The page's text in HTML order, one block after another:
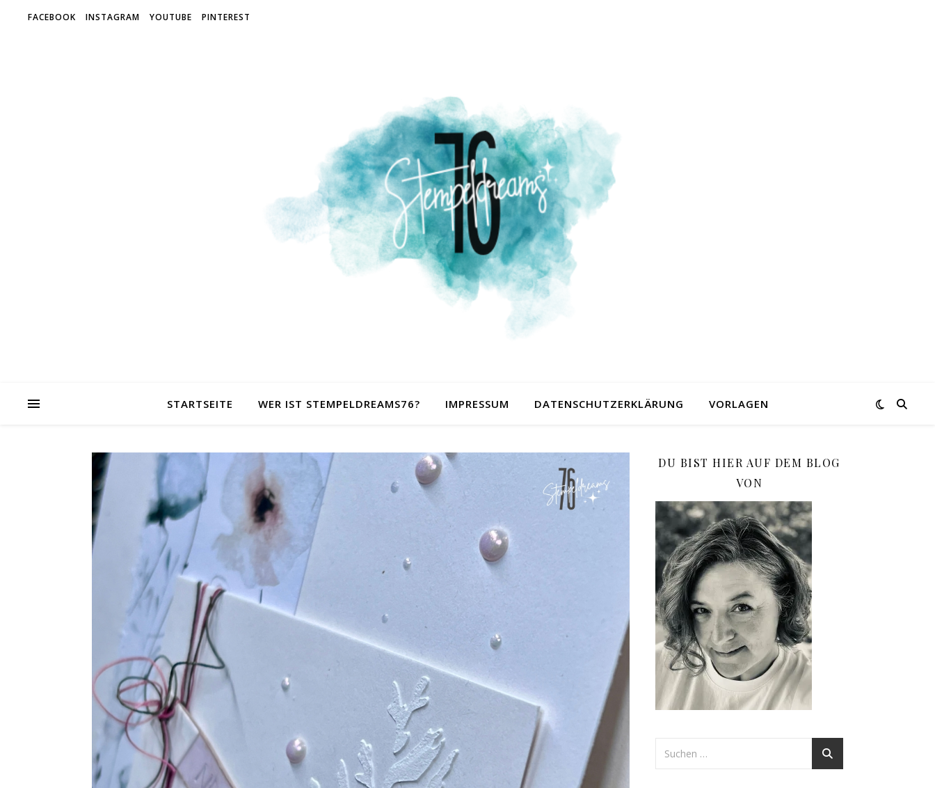
FACEBOOK INSTAGRAM YOUTUBE PINTEREST
STARTSEITE WER IST STEMPELDREAMS76? IMPRESSUM DATENSCHUTZERKLÄRUNG VORLAGEN
DU BIST HIER AUF DEM BLOG
VON